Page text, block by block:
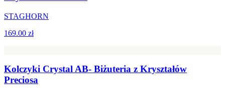
STAGHORN
169.00 zł
Kolczyki Crystal AB- Biżuteria z Kryształów
Preciosa